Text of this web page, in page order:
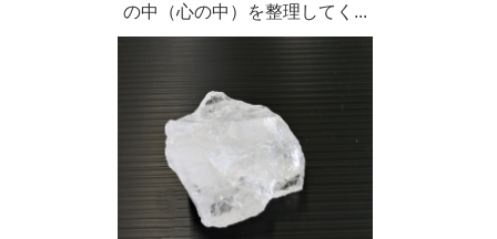
の中（心の中）を整理してく...